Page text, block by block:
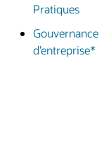
Pratiques
Gouvernance
d’entreprise*